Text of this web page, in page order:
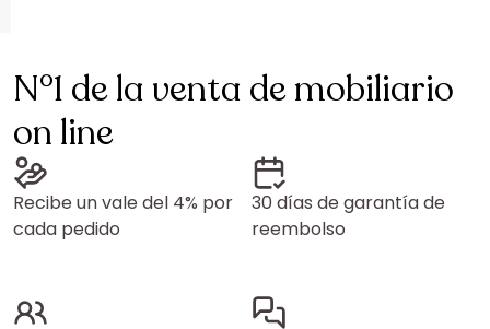
N°1 de la venta de mobiliario
on line
Recibe un vale del 4% por
cada pedido
30 días de garantía de
reembolso